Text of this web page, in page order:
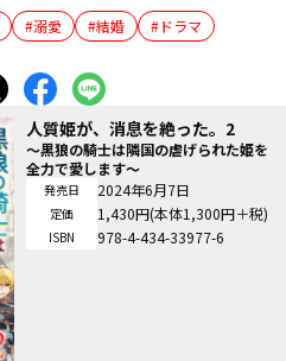
溺愛 結婚
ドラマ
人質姫が、消息を絶った。2
～黒狼の騎士は隣国の虐げられた姫を
全力で愛します～
発売日 2024年6月7日
定価 1,430円(本体1,300円＋税)
ISBN 978-4-434-33977-6